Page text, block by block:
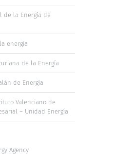
de la Energía de
energía
de la Energía
de Energía
Valenciano de
– Unidad Energía
Agency